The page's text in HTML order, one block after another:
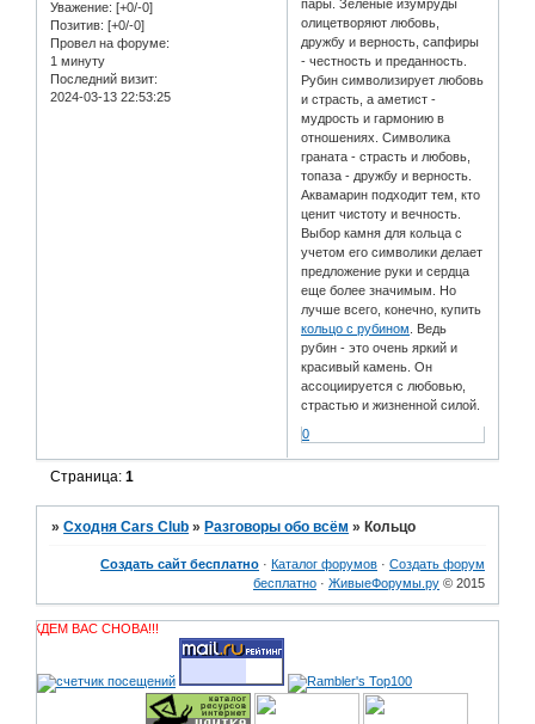
Уважение: [+0/-0]
Позитив: [+0/-0]
Провел на форуме:
1 минуту
Последний визит:
2024-03-13 22:53:25
пары. Зеленые изумруды
олицетворяют любовь,
дружбу и верность, сапфиры
- честность и преданность.
Рубин символизирует любовь
и страсть, а аметист -
мудрость и гармонию в
отношениях. Символика
граната - страсть и любовь,
топаза - дружбу и верность.
Аквамарин подходит тем, кто
ценит чистоту и вечность.
Выбор камня для кольца с
учетом его символики делает
предложение руки и сердца
еще более значимым. Но
лучше всего, конечно, купить
кольцо с рубином. Ведь
рубин - это очень яркий и
красивый камень. Он
ассоциируется с любовью,
страстью и жизненной силой.
0
Страница:1
»Сходня Cars Club » Разговоры обо всём » Кольцо
Создать сайт бесплатно · Каталог форумов · Создать форум
бесплатно · ЖивыеФорумы.ру © 2015
ЖДЕМ ВАС СНОВА!!!